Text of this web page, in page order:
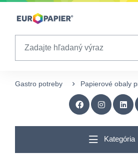
Table Of Content
Doplnkové produkty
Zaujímavé produkty pre Vás
Gastro potreby Papierové obaly
Kategória